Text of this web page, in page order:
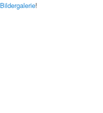
Bildergalerie!